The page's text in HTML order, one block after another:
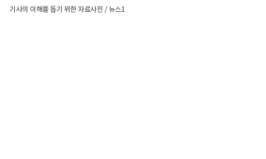
기사의 이해를 돕기 위한 자료사진 / 뉴스1